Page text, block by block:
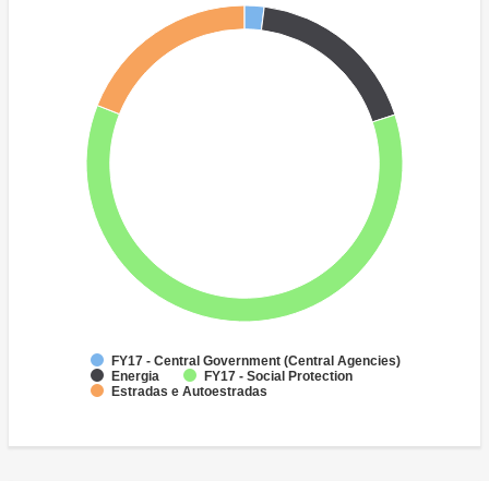
FY17 - Central Government (Central Agencies)
Energia
FY17 - Social Protection
Estradas e Autoestradas